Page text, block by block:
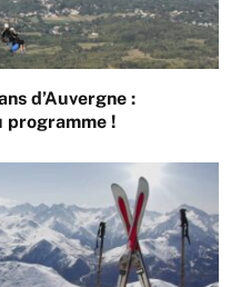
d’Auvergne :
programme !